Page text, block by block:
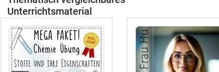
Unterrichtsmaterial